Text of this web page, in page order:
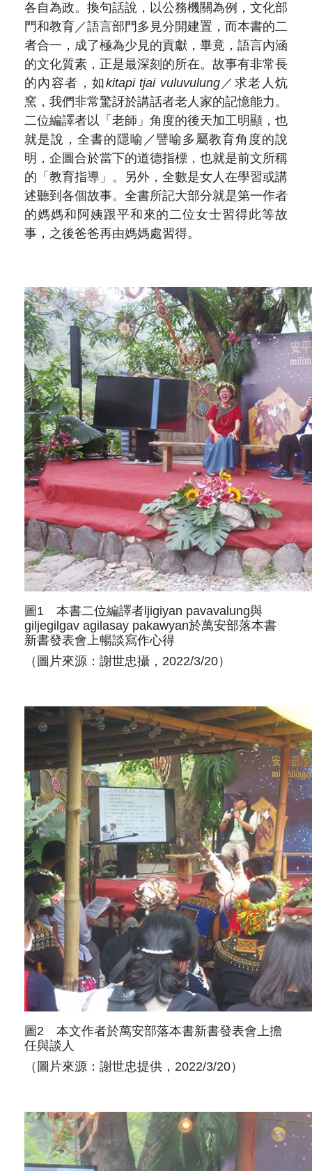
各自為政。換句話說，以公務機關為例，文化部
門和教育／語言部門多見分開建置，而本書的二
者合一，成了極為少見的貢獻，畢竟，語言內涵
的文化質素，正是最深刻的所在。故事有非常長
的內容者，如kitapi tjai vuluvulung／求老人炕
窯，我們非常驚訝於講話者老人家的記憶能力。
二位編譯者以「老師」角度的後天加工明顯，也
就是說，全書的隱喻／譬喻多屬教育角度的說
明，企圖合於當下的道德指標，也就是前文所稱
的「教育指導」。另外，全數是女人在學習或講
述聽到各個故事。全書所記大部分就是第一作者
的媽媽和阿姨跟平和來的二位女士習得此等故
事，之後爸爸再由媽媽處習得。
圖1 本書二位編譯者ljigiyan pavavalung與
giljegilgav agilasay pakawyan於萬安部落本書
新書發表會上暢談寫作心得
（圖片來源：謝世忠攝，2022/3/20）
圖2 本文作者於萬安部落本書新書發表會上擔
任與談人
（圖片來源：謝世忠提供，2022/3/20）